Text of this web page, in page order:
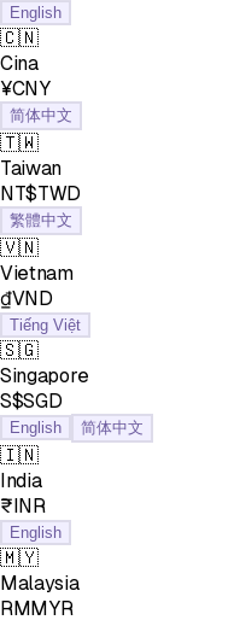
English
🇨🇳
Cina
¥CNY
简体中文
🇹🇼
Taiwan
NT$TWD
繁體中文
🇻🇳
Vietnam
₫VND
Tiếng Việt
🇸🇬
Singapore
S$SGD
English 简体中文
🇮🇳
India
₹INR
English
🇲🇾
Malaysia
RMMYR